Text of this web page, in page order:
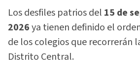
Los desfiles patrios del 15 de
2026ya tienen definido el
de los colegios que recorrerán
Distrito Central.